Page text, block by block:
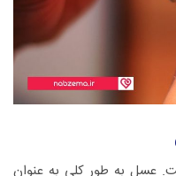
عسل به طور کلی به عنوان